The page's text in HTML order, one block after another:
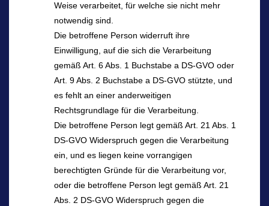
Weise verarbeitet, für welche sie nicht mehr
notwendig sind.
Die betroffene Person widerruft ihre
Einwilligung, auf die sich die Verarbeitung
gemäß Art. 6 Abs. 1 Buchstabe a DS-GVO oder
Art. 9 Abs. 2 Buchstabe a DS-GVO stützte, und
es fehlt an einer anderweitigen
Rechtsgrundlage für die Verarbeitung.
Die betroffene Person legt gemäß Art. 21 Abs. 1
DS-GVO Widerspruch gegen die Verarbeitung
ein, und es liegen keine vorrangigen
berechtigten Gründe für die Verarbeitung vor,
oder die betroffene Person legt gemäß Art. 21
Abs. 2 DS-GVO Widerspruch gegen die